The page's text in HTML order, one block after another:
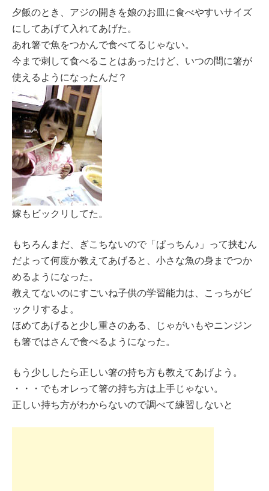
夕飯のとき、アジの開きを娘のお皿に食べやすいサイズ
にしてあげて入れてあげた。
あれ箸で魚をつかんで食べてるじゃない。
今まで刺して食べることはあったけど、いつの間に箸が
使えるようになったんだ？
嫁もビックリしてた。
もちろんまだ、ぎこちないので「ぱっちん♪」って挟むん
だよって何度か教えてあげると、小さな魚の身までつか
めるようになった。
教えてないのにすごいね子供の学習能力は、こっちがビ
ックリするよ。
ほめてあげると少し重さのある、じゃがいもやニンジン
も箸ではさんで食べるようになった。
もう少ししたら正しい箸の持ち方も教えてあげよう。
・・・でもオレって箸の持ち方は上手じゃない。
正しい持ち方がわからないので調べて練習しないと